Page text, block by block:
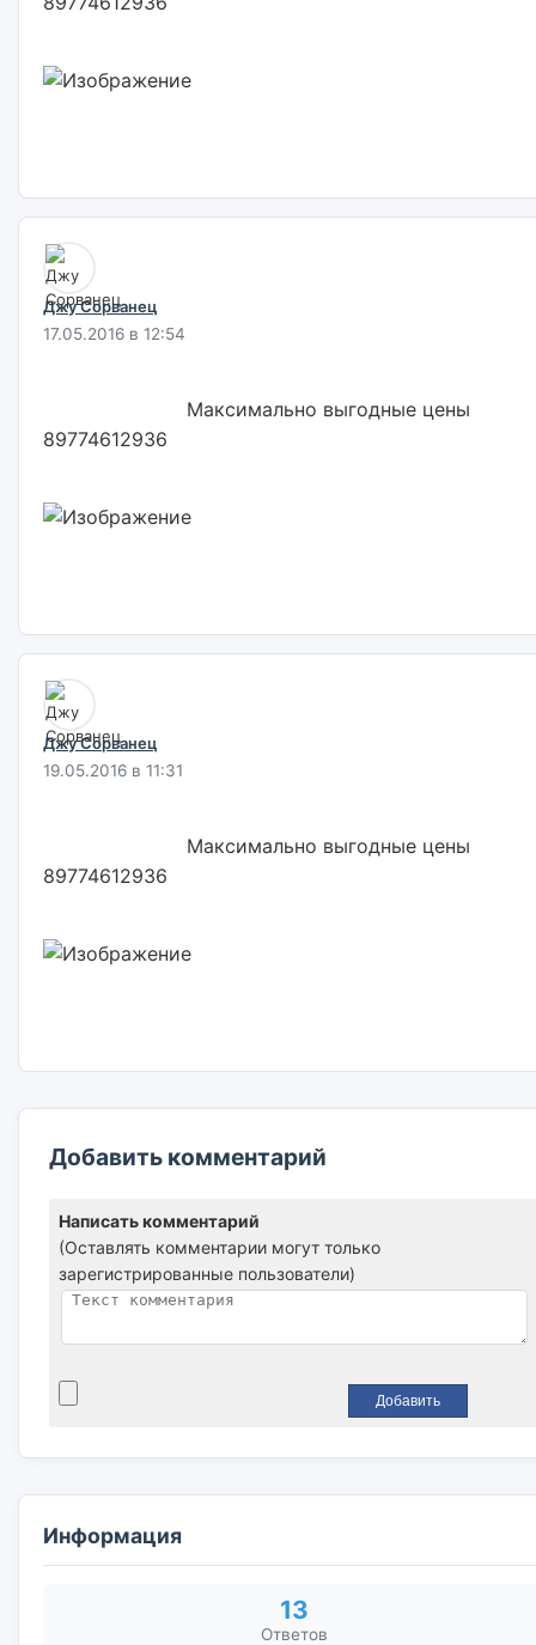
Джу Сорванец
17.05.2016 в 12:54
89774612936
Джу Сорванец
19.05.2016 в 11:31
89774612936
Добавить комментарий
Написать комментарий
(Оставлять комментарии могут только
зарегистрированные пользователи)
Информация
13
Ответов